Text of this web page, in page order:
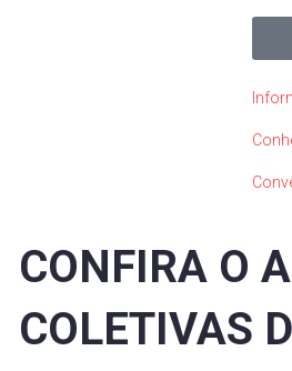
CONFIRA O
COLETIVAS